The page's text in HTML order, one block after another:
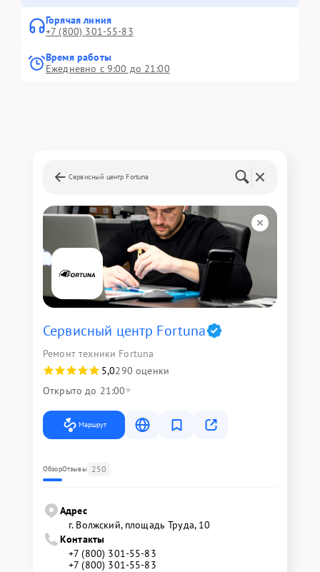
Горячая линия
+7 (800) 301-55-83
Время работы
Ежедневно с 9:00 до 21:00
Сервисный центр Fortuna
Сервисный центр Fortuna
Ремонт техники Fortuna
5,0290 оценки
Открыто до 21:00
Маршрут
ОбзорОтзывы 250
Адрес
г. Волжский, площадь Труда, 10
Контакты
+7 (800) 301-55-83
+7 (800) 301-55-83